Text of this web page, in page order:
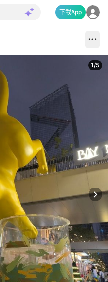
下載App
1/5